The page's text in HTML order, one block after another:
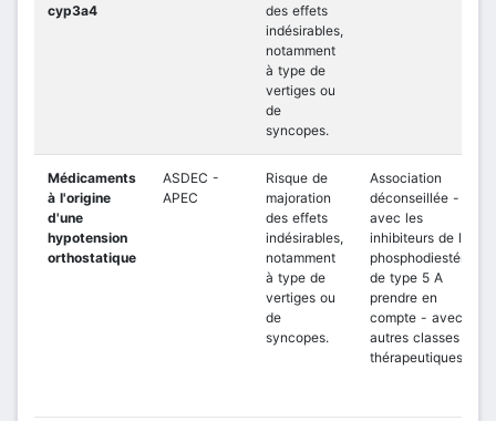
cyp3a4
des effets
indésirables,
notamment
à type de
vertiges ou
de
syncopes.
Médicaments
à l'origine
d'une
hypotension
orthostatique
ASDEC -
APEC
Risque de
majoration
des effets
indésirables,
notamment
à type de
vertiges ou
de
syncopes.
Association
déconseillée -
avec les
inhibiteurs de la
phosphodiestérase
de type 5 A
prendre en
compte - avec les
autres classes
thérapeutiques